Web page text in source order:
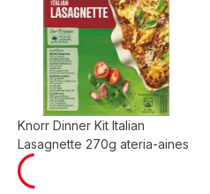
Knorr Dinner Kit Italian
Lasagnette 270g ateria-aines